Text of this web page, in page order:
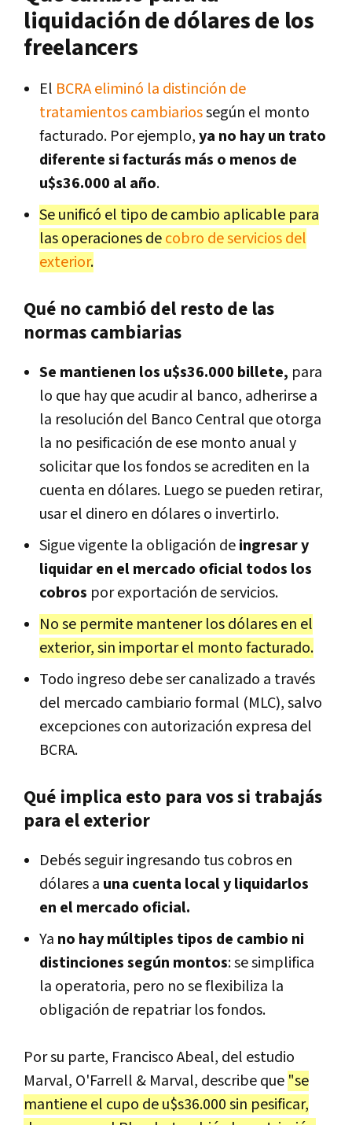
liquidación de dólares de los
freelancers
El BCRA eliminó la distinción de
tratamientos cambiariossegún el monto
facturado. Por ejemplo,ya no hay un trato
diferente si facturás más o menos de
u$s36.000 al año.
Se unificó el tipo de cambio aplicable para
las operaciones decobro de servicios del
exterior.
Qué no cambió del resto de las
normas cambiarias
Se mantienen los u$s36.000 billete, para
lo que hay que acudir al banco, adherirse a
la resolución del Banco Central que otorga
la no pesificación de ese monto anual y
solicitar que los fondos se acrediten en la
cuenta en dólares. Luego se pueden retirar,
usar el dinero en dólares o invertirlo.
Sigue vigente la obligación deingresar y
liquidar en el mercado oficial todos los
cobros por exportación de servicios.
No se permite mantener los dólares en el
exterior, sin importar el monto facturado.
Todo ingreso debe ser canalizado a través
del mercado cambiario formal (MLC), salvo
excepciones con autorización expresa del
BCRA.
Qué implica esto para vos si trabajás
para el exterior
Debés seguir ingresando tus cobros en
dólares a una cuenta local y liquidarlos
en el mercado oficial.
Ya no hay múltiples tipos de cambio ni
distinciones según montos: se simplifica
la operatoria, pero no se flexibiliza la
obligación de repatriar los fondos.
Por su parte, Francisco Abeal, del estudio
Marval, O'Farrell & Marval, describe que "se
mantiene el cupo de u$s36.000 sin pesificar,